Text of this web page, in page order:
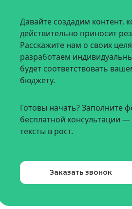
Давайте создадим контент,
действительно приносит
Расскажите нам о своих
разработаем
будет соответствовать
бюджету.
Готовы начать? Заполните
бесплатной консультации
тексты в рост.
Заказать звонок